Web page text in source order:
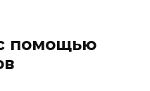
помощью